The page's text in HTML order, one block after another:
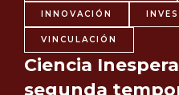
INNOVACIÓN
VINCULACIÓN
Ciencia
segunda